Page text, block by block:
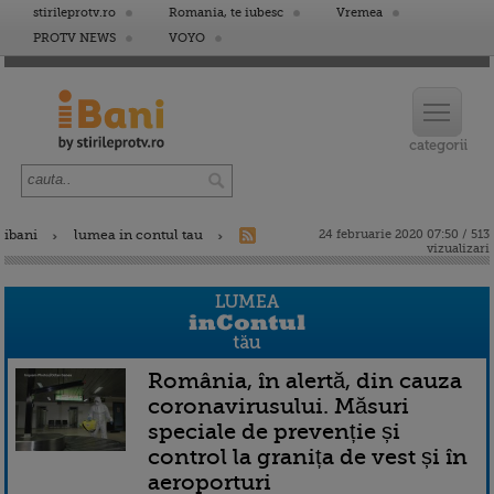
stirileprotv.ro Romania, te iubesc
Vremea
PROTV NEWS
VOYO
ibani lumea in contul tau
24 februarie 2020 07:50 / 513
vizualizari
România, în alertă, din cauza
coronavirusului. Măsuri
speciale de prevenție și
control la granița de vest și în
aeroporturi